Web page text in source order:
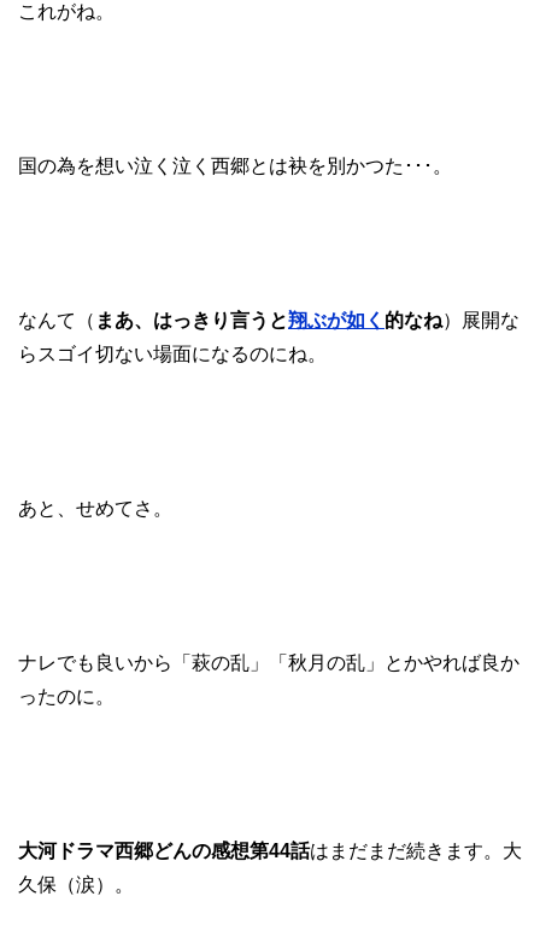
これがね。
国の為を想い泣く泣く西郷とは袂を別かつた･･･。
なんて（ まあ、はっきり言うと翔ぶが如く 的なね）展開な
らスゴイ切ない場面になるのにね。
あと、せめてさ。
ナレでも良いから「萩の乱」「秋月の乱」とかやれば良か
ったのに。
大河ドラマ西郷どんの感想第44話はまだまだ続きます。大
久保（涙）。